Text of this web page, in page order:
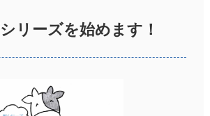
リーズを始めます！